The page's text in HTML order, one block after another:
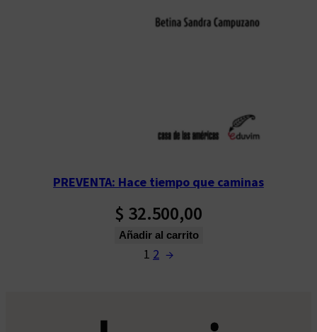
PREVENTA: Hace tiempo que caminas
$ 32.500,00
Añadir al carrito
1 2 →